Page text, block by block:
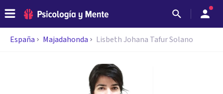
España Majadahonda Lisbeth Johana Tafur Solano